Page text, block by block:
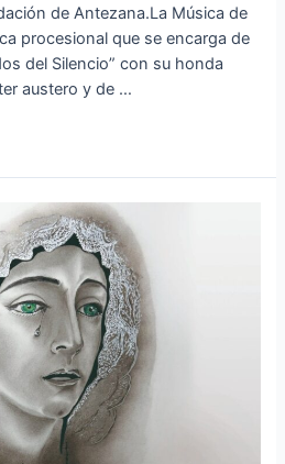
de Antezana.La Música de
procesional que se encarga de
del Silencio” con su honda
austero y de …